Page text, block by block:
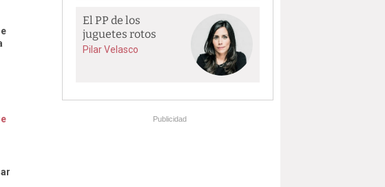
El PP de los
juguetes rotos
Pilar Velasco
Publicidad